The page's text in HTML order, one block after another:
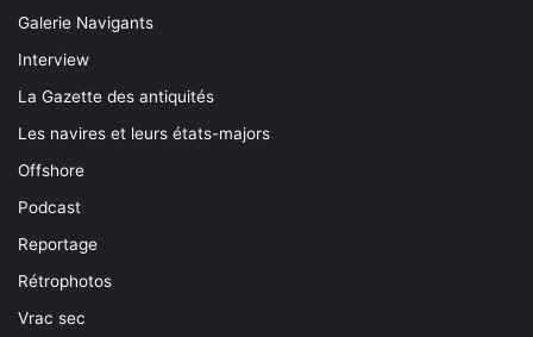
Galerie Navigants
Interview
La Gazette des antiquités
Les navires et leurs états-majors
Offshore
Podcast
Reportage
Rétrophotos
Vrac sec